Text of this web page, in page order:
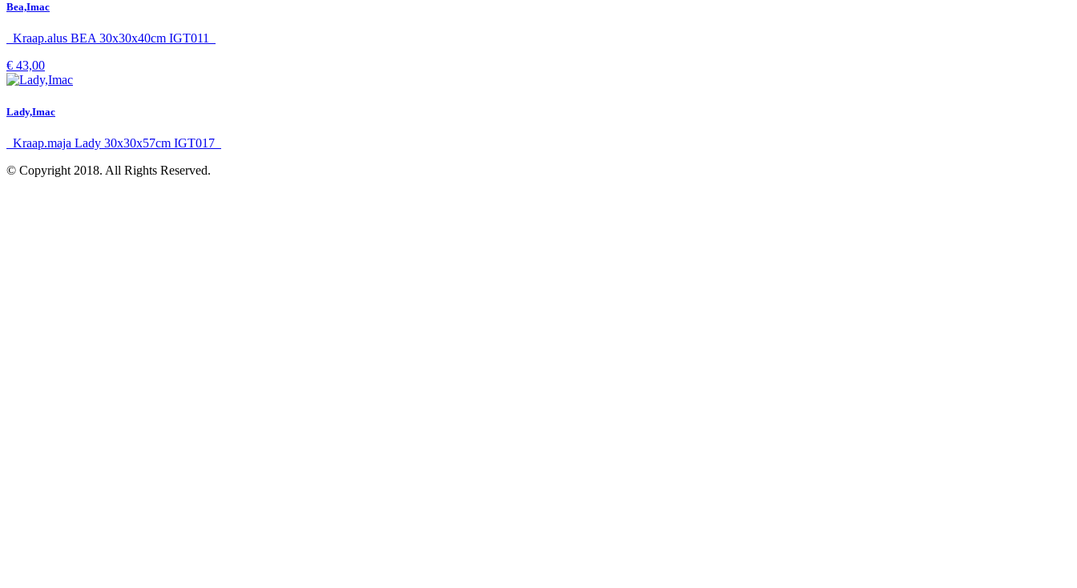
Bea,Imac
Kraap.alus BEA 30x30x40cm IGT011
€ 43,00
Lady,Imac
Kraap.maja Lady 30x30x57cm IGT017
© Copyright 2018. All Rights Reserved.